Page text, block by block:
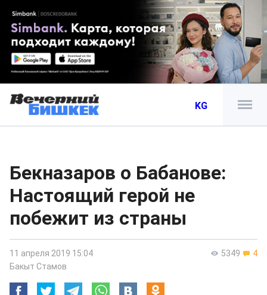
KG
Бекназаров о Бабанове:
Настоящий герой не
побежит из страны
5349 4
11 апреля 2019 15:04
Бакыт Стамов